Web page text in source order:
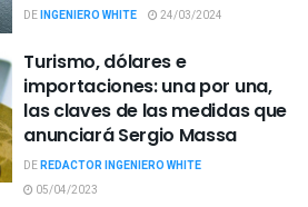
DEINGENIERO WHITE 24/03/2024
Turismo, dólares e
importaciones: una por una,
las claves de las medidas que
anunciará Sergio Massa
DEREDACTOR INGENIERO WHITE
05/04/2023